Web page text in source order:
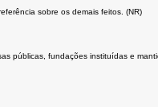
sobre os demais feitos. (NR)
públicas, fundações instituídas e